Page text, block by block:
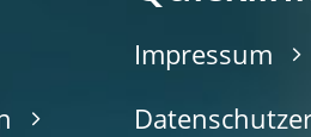
Impressum